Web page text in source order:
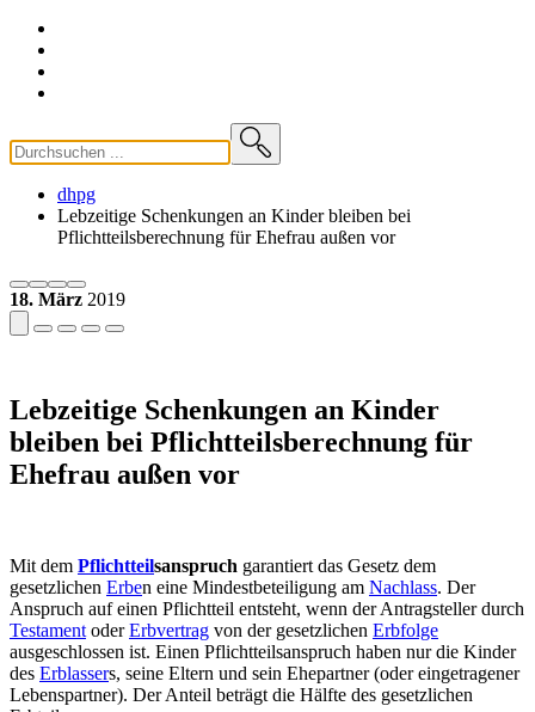
dhpg
Lebzeitige Schenkungen an Kinder bleiben bei
Pflichtteilsberechnung für Ehefrau außen vor
18. März 2019
Lebzeitige Schenkungen an Kinder
bleiben bei Pflichtteilsberechnung für
Ehefrau außen vor
Mit dem Pflichtteilsanspruch garantiert das Gesetz dem
gesetzlichen Erben eine Mindestbeteiligung am Nachlass. Der
Anspruch auf einen Pflichtteil entsteht, wenn der Antragsteller durch
Testament oderErbvertrag von der gesetzlichen Erbfolge
ausgeschlossen ist. Einen Pflichtteilsanspruch haben nur die Kinder
des Erblassers, seine Eltern und sein Ehepartner (oder eingetragener
Lebenspartner). Der Anteil beträgt die Hälfte des gesetzlichen